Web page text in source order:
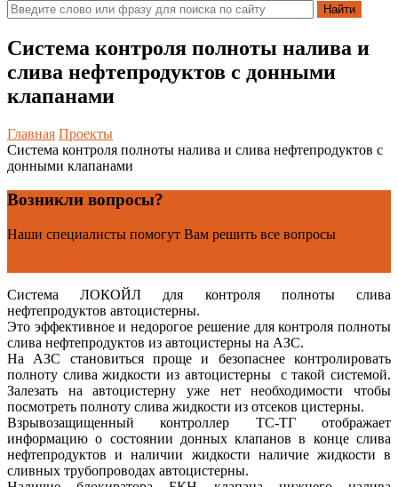
Система контроля полноты налива и
слива нефтепродуктов с донными
клапанами
Главная Проекты
Система контроля полноты налива и слива нефтепродуктов с
донными клапанами
Возникли вопросы?
Наши специалисты помогут Вам решить все вопросы
Система ЛОКОЙЛ для контроля полноты слива
нефтепродуктов автоцистерны.
Это эффективное и недорогое решение для контроля полноты
слива нефтепродуктов из автоцистерны на АЗС.
На АЗС становиться проще и безопаснее контролировать
полноту слива жидкости из автоцистерны с такой системой.
Залезать на автоцистерну уже нет необходимости чтобы
посмотреть полноту слива жидкости из отсеков цистерны.
Взрывозащищенный контроллер ТС-ТГ отображает
информацию о состоянии донных клапанов в конце слива
нефтепродуктов и наличии жидкости наличие жидкости в
сливных трубопроводах автоцистерны.